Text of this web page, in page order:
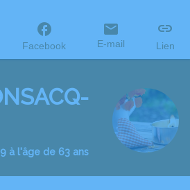
Facebook E-mail Lien
à l'âge de 63 ans